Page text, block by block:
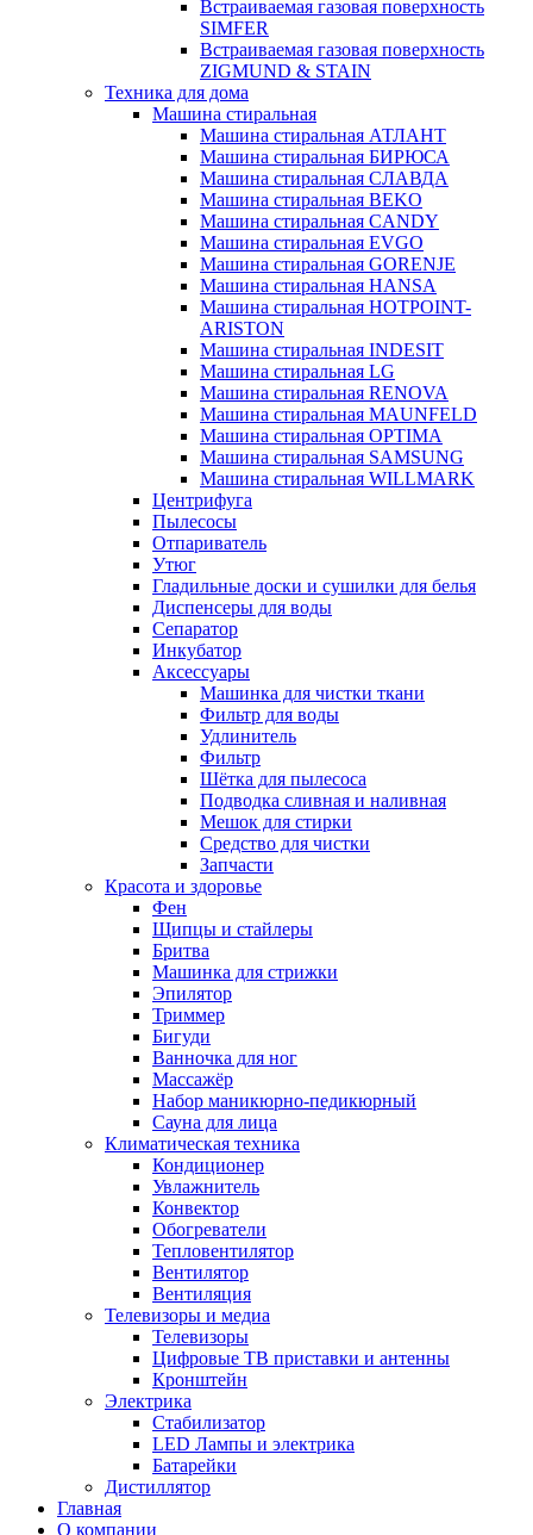
Встраиваемая газовая поверхность
SIMFER
Встраиваемая газовая поверхность
ZIGMUND & STAIN
Техника для дома
Машина стиральная
Машина стиральная АТЛАНТ
Машина стиральная БИРЮСА
Машина стиральная СЛАВДА
Машина стиральная BEKO
Машина стиральная CANDY
Машина стиральная EVGO
Машина стиральная GORENJE
Машина стиральная HANSA
Машина стиральная HOTPOINT-
ARISTON
Машина стиральная INDESIT
Машина стиральная LG
Машина стиральная RENOVA
Машина стиральная MAUNFELD
Машина стиральная OPTIMA
Машина стиральная SAMSUNG
Машина стиральная WILLMARK
Центрифуга
Пылесосы
Отпариватель
Утюг
Гладильные доски и сушилки для белья
Диспенсеры для воды
Сепаратор
Инкубатор
Аксессуары
Машинка для чистки ткани
Фильтр для воды
Удлинитель
Фильтр
Шётка для пылесоса
Подводка сливная и наливная
Мешок для стирки
Средство для чистки
Запчасти
Красота и здоровье
Фен
Щипцы и стайлеры
Бритва
Машинка для стрижки
Эпилятор
Триммер
Бигуди
Ванночка для ног
Массажёр
Набор маникюрно-педикюрный
Сауна для лица
Климатическая техника
Кондиционер
Увлажнитель
Конвектор
Обогреватели
Тепловентилятор
Вентилятор
Вентиляция
Телевизоры и медиа
Телевизоры
Цифровые ТВ приставки и антенны
Кронштейн
Электрика
Стабилизатор
LED Лампы и электрика
Батарейки
Дистиллятор
Главная
О компании